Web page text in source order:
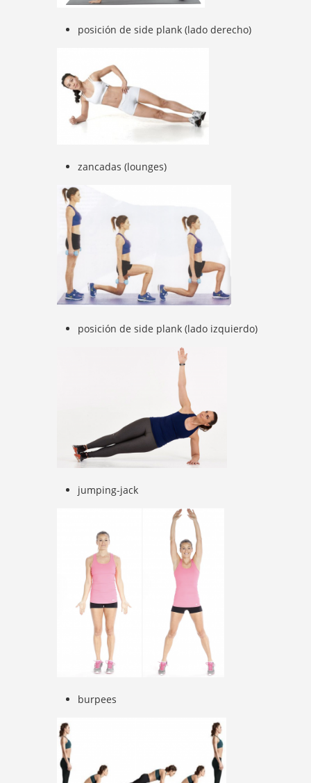
posición de side plank (lado derecho)
zancadas (lounges)
posición de side plank (lado izquierdo)
jumping-jack
burpees